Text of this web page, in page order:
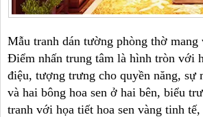
Mẫu tranh dán tường phòng thờ
Điểm nhấn trung tâm là hình tròn với
điệu, tượng trưng cho quyền năng, sự
và hai bông hoa sen ở hai bên, biểu
tranh với họa tiết hoa sen vàng tinh